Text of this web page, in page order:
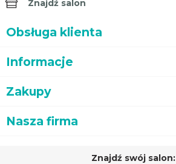
Znajdź salon
Obsługa klienta
Informacje
Zakupy
Nasza firma
Znajdź swój salon: